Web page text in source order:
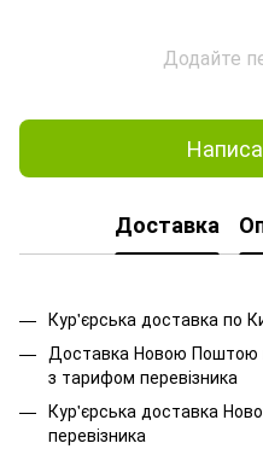
Додайте
Доставка
Кур'єрська доставка по
Доставка Новою Поштою
з тарифом перевізника
Кур'єрська доставка
перевізника